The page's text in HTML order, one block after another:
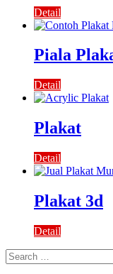
Detail
Piala
Detail
Plakat
Detail
Plakat 3d
Detail
Search
for: